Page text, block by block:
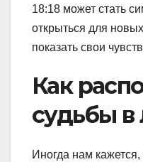
18:18 может стать
открыться для
показать свои
Как
судьбы в
Иногда нам кажется,